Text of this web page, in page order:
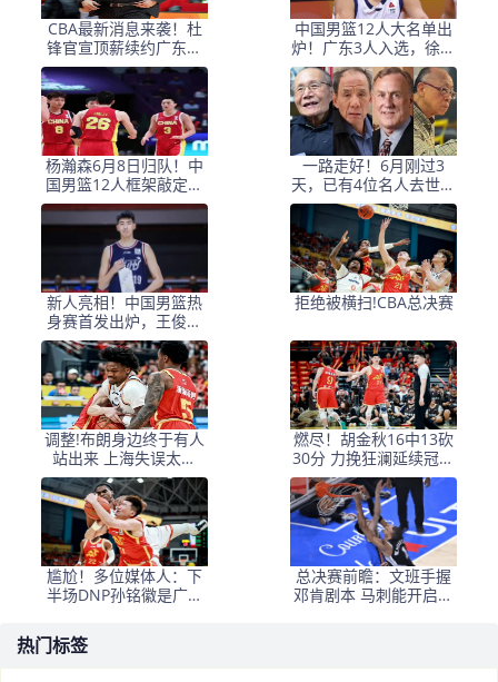
CBA最新消息来袭！杜
锋官宣顶薪续约广东男
篮，杨鸣婉拒执教北控
中国男篮12人大名单出
炉！广东3人入选，徐昕
国家队首秀，胡明轩轮
休
杨瀚森6月8日归队！中
国男篮12人框架敲定，
锋线王牌竟是他？
一路走好！6月刚过3
天，已有4位名人去世，
姚明等人发文悼念
新人亮相！中国男篮热
身赛首发出炉，王俊杰
领衔+徐昕坐镇禁区
拒绝被横扫!CBA总决赛
调整!布朗身边终于有人
站出来 上海失误太多
+犯规困扰
燃尽！胡金秋16中13砍
30分 力挽狂澜延续冠军
悬念
尴尬！多位媒体人：下
半场DNP孙铭徽是广厦
总决赛前瞻：文班手握
邓肯剧本 马刺能开启新
热门标签